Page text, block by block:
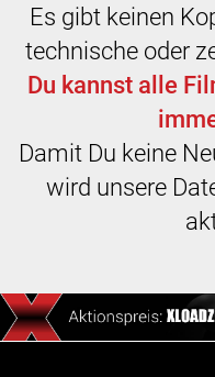
Es gibt keinen
technische oder
Du kannst alle
Damit Du keine
wird unsere